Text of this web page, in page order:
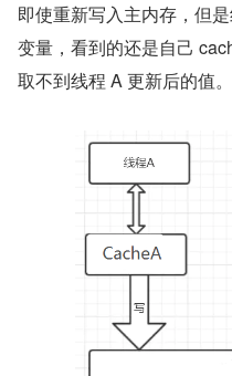
即使重新写入主内存，但
变量，看到的还是自己
取不到线程 A 更新后的值。